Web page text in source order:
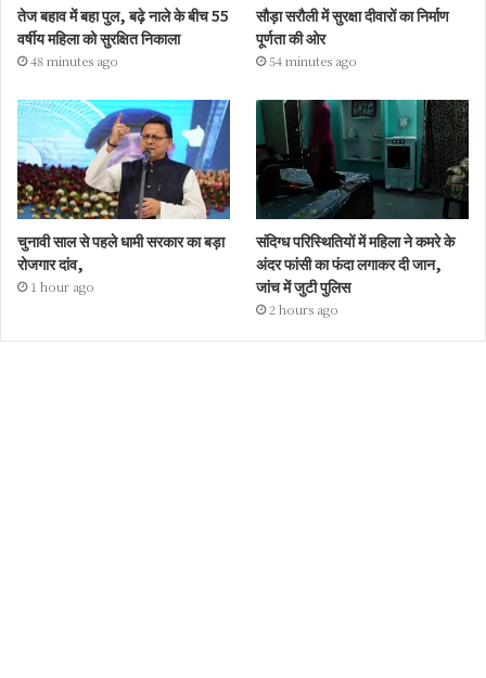
तेज बहाव में बहा पुल, बढ़े नाले के बीच 55
वर्षीय महिला को सुरक्षित निकाला
48 minutes ago
सौड़ा सरौली में सुरक्षा दीवारों का निर्माण
पूर्णता की ओर
54 minutes ago
चुनावी साल से पहले धामी सरकार का बड़ा
रोजगार दांव,
1 hour ago
संदिग्ध परिस्थितियों में महिला ने कमरे के
अंदर फांसी का फंदा लगाकर दी जान,
जांच में जुटी पुलिस
2 hours ago